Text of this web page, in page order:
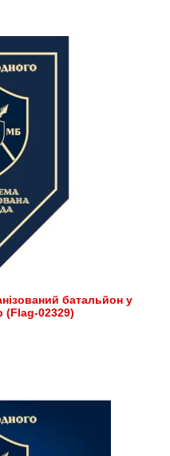
батальйон у
(Flag-02329)